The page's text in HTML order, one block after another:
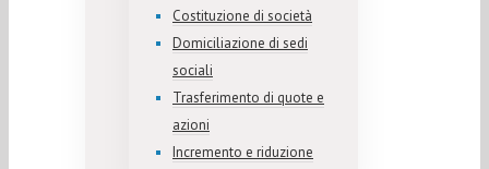
Costituzione di società
Domiciliazione di sedi
sociali
Trasferimento di quote e
azioni
Incremento e riduzione